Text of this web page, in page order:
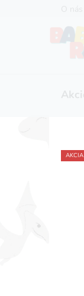
AKCIA